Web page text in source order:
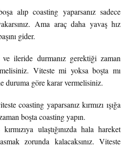
alıp coasting yaparsanız sadece
Ama araç daha yavaş hız
gider.
ileride durmanız gerektiği zaman
Viteste mi yoksa boşta mı
duruma göre karar vermelisiniz.
coasting yaparsanız kırmızı ışığa
boşta coasting yapın.
ulaştığınızda hala hareket
zorunda kalacaksınız. Viteste